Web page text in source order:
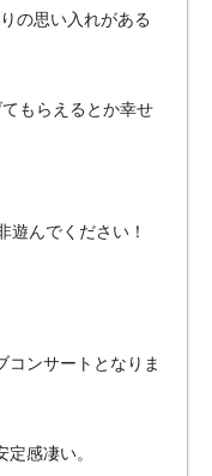
の思い入れがある
もらえるとか幸せ
遊んでください！
コンサートとなりま
感凄い。